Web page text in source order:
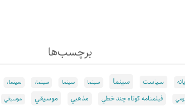
برچسب‌ها
سياست سينما سينما سينما سینما، سینما،
فيلمنامه كوتاه چند خطي مذهبي موسيقي موسيقي